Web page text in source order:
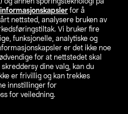
for å
nettsted, analysere bruken av
Vi bruker fire
funksjonelle, analytiske og
er det ikke noe
for at nettstedet skal
dine valg, kan du
er frivillig og kan trekkes
innstillinger for
for veiledning.
butikk
FI